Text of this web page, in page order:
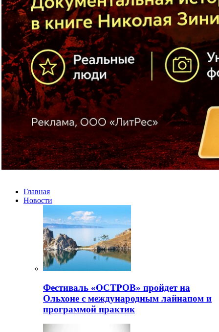
Главная
Новости
Фестиваль «ОСТРОВ» пройдет на
Ольхоне с международным лайнапом и
программой практик